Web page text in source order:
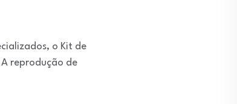
o Kit de
reprodução de